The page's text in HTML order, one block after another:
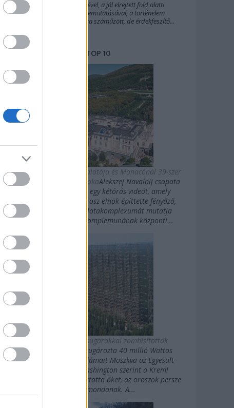
építészetével, a jól elrejtett föld alatti
világok bemutatásával, a történelem
margójára száműzött, de érdekfeszítő...
TOP 10
Putyin titkos luxuspalotája és Monacónál 39-szer
nagyobb magánbirtokaAlekszej Navalnij csapata
kedden közzétett egy kétórás videót, amely
Vlagyimir Putyin orosz elnök építtette fényűző,
Fekete-tengeri palotakomplexumát mutatja
be.Putyin palotakomplemunának központi...
Az oroszok gigasugarakkal zombisították
10 évig sugározta 40 millió Wattos
erősségű rövidhullámait Moszkva az Egyesült
Államok felé. Washington szerint a Kreml
agykontroll alatt tartotta őket, az oroszok persze
mást mondanak. A...